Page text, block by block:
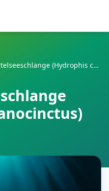
Blaugürtelseeschlange (Hydrophis cyanocinctus)